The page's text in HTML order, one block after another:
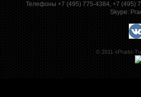
Телефоны +7 (495) 775-4384, +7 (495)
Skype:
© 2011 «Prado-